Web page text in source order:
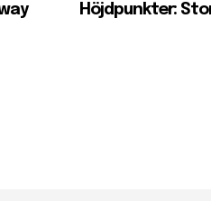
Höjdpunkter: